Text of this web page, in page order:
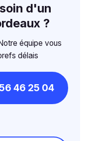
d'un
?
équipe vous
délais
46 25 04